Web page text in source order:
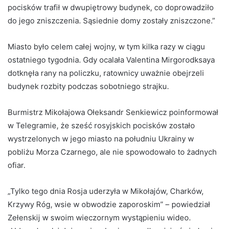
pocisków trafił w dwupiętrowy budynek, co doprowadziło
do jego zniszczenia. Sąsiednie domy zostały zniszczone.”
Miasto było celem całej wojny, w tym kilka razy w ciągu
ostatniego tygodnia. Gdy ocalała Valentina Mirgorodksaya
dotknęła rany na policzku, ratownicy uważnie obejrzeli
budynek rozbity podczas sobotniego strajku.
Burmistrz Mikołajowa Ołeksandr Senkiewicz poinformował
w Telegramie, że sześć rosyjskich pocisków zostało
wystrzelonych w jego miasto na południu Ukrainy w
pobliżu Morza Czarnego, ale nie spowodowało to żadnych
ofiar.
„Tylko tego dnia Rosja uderzyła w Mikołajów, Charków,
Krzywy Róg, wsie w obwodzie zaporoskim” – powiedział
Zełenskij w swoim wieczornym wystąpieniu wideo.